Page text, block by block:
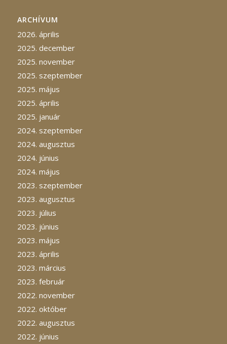
ARCHÍVUM
2026. április
2025. december
2025. november
2025. szeptember
2025. május
2025. április
2025. január
2024. szeptember
2024. augusztus
2024. június
2024. május
2023. szeptember
2023. augusztus
2023. július
2023. június
2023. május
2023. április
2023. március
2023. február
2022. november
2022. október
2022. augusztus
2022. június